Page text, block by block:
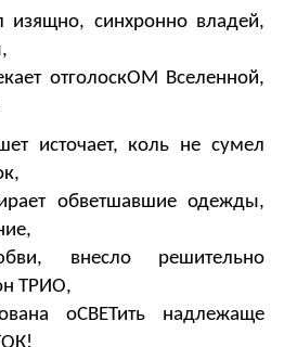
изящно, синхронно владей,
отголоскОМ Вселенной,
источает, коль не сумел
обветшавшие одежды,
внесло решительно
ТРИО,
оСВЕТить надлежаще